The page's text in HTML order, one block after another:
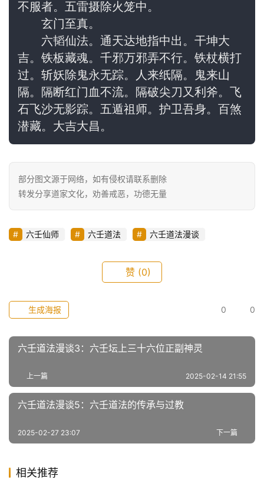
不服者。五雷摄除火笼中。
玄门至真。
六韬仙法。通天达地指中出。干坤大
吉。铁板藏魂。千邪万邪弄不行。铁杖横打
过。斩妖除鬼永无踪。人来纸隔。鬼来山
隔。隔断红门血不流。隔破尖刀又利斧。飞
石飞沙无影踪。五遁祖师。护卫吾身。百煞
潜藏。大吉大昌。
部分图文源于网络，如有侵权请联系删除
转发分享道家文化，劝善戒恶，功德无量
六壬仙师 六壬道法 六壬道法漫谈
赞 (0)
0 0
生成海报
六壬道法漫谈3：六壬坛上三十六位正副神灵
上一篇 2025-02-14 21:55
六壬道法漫谈5：六壬道法的传承与过教
下一篇
2025-02-27 23:07
相关推荐